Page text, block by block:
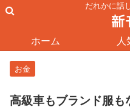
だれかに話
ホーム 人
お金
高級車もブランド服